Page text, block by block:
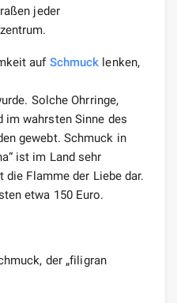
jeder
auf Schmuck lenken,
Solche Ohrringe,
im wahrsten Sinne des
gewebt. Schmuck in
ist im Land sehr
Flamme der Liebe dar.
etwa 150 Euro.
der „filigran